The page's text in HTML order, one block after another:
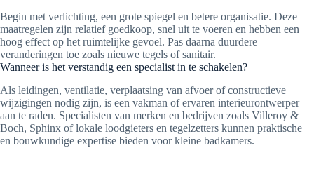
Begin met verlichting, een grote spiegel en betere organisatie. Deze
maatregelen zijn relatief goedkoop, snel uit te voeren en hebben een
hoog effect op het ruimtelijke gevoel. Pas daarna duurdere
veranderingen toe zoals nieuwe tegels of sanitair.
Wanneer is het verstandig een specialist in te schakelen?
Als leidingen, ventilatie, verplaatsing van afvoer of constructieve
wijzigingen nodig zijn, is een vakman of ervaren interieurontwerper
aan te raden. Specialisten van merken en bedrijven zoals Villeroy &
Boch, Sphinx of lokale loodgieters en tegelzetters kunnen praktische
en bouwkundige expertise bieden voor kleine badkamers.